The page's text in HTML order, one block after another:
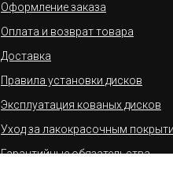
Оформление заказа
Оплата и возврат товара
Доставка
Правила установки дисков
Эксплуатация кованых дисков
Уход за лакокрасочным
Гарантийные обязательства